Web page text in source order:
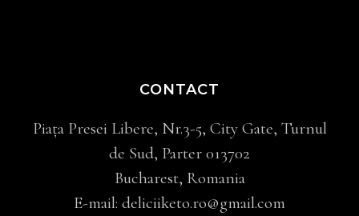
CONTACT
Piața Presei Libere, Nr.3-5, City Gate, Turnul
de Sud, Parter 013702
Bucharest, Romania
E-mail: deliciiketo.ro@gmail.com